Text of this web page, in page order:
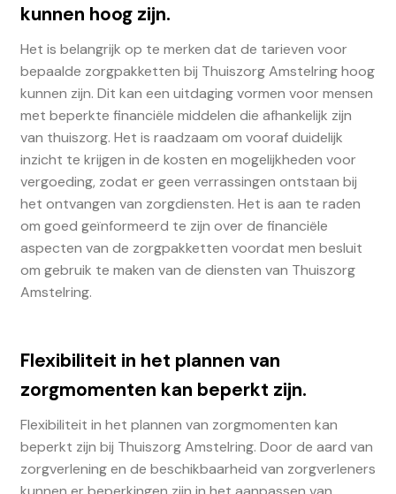
kunnen hoog zijn.
Het is belangrijk op te merken dat de tarieven voor
bepaalde zorgpakketten bij Thuiszorg Amstelring hoog
kunnen zijn. Dit kan een uitdaging vormen voor mensen
met beperkte financiële middelen die afhankelijk zijn
van thuiszorg. Het is raadzaam om vooraf duidelijk
inzicht te krijgen in de kosten en mogelijkheden voor
vergoeding, zodat er geen verrassingen ontstaan bij
het ontvangen van zorgdiensten. Het is aan te raden
om goed geïnformeerd te zijn over de financiële
aspecten van de zorgpakketten voordat men besluit
om gebruik te maken van de diensten van Thuiszorg
Amstelring.
Flexibiliteit in het plannen van
zorgmomenten kan beperkt zijn.
Flexibiliteit in het plannen van zorgmomenten kan
beperkt zijn bij Thuiszorg Amstelring. Door de aard van
zorgverlening en de beschikbaarheid van zorgverleners